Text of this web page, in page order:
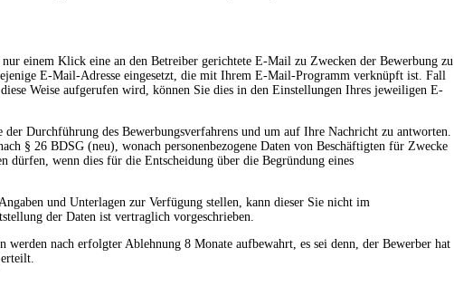
einem Klick eine an den Betreiber gerichtete E-Mail zu Zwecken der Bewerbung zu
E-Mail-Adresse eingesetzt, die mit Ihrem E-Mail-Programm verknüpft ist. Fall
Weise aufgerufen wird, können Sie dies in den Einstellungen Ihres jeweiligen E-
Durchführung des Bewerbungsverfahrens und um auf Ihre Nachricht zu antworten.
§ 26 BDSG (neu), wonach personenbezogene Daten von Beschäftigten für Zwecke
dürfen, wenn dies für die Entscheidung über die Begründung eines
und Unterlagen zur Verfügung stellen, kann dieser Sie nicht im
der Daten ist vertraglich vorgeschrieben.
werden nach erfolgter Ablehnung 8 Monate aufbewahrt, es sei denn, der Bewerber hat